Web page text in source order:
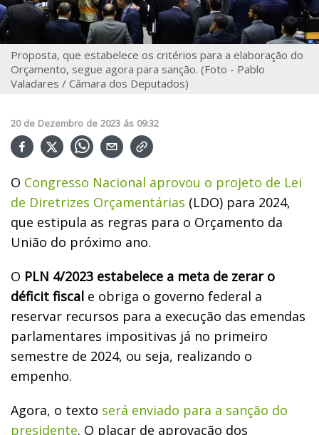
Proposta, que estabelece os critérios para a elaboração do
Orçamento, segue agora para sanção. (Foto - Pablo
Valadares / Câmara dos Deputados)
20 de Dezembro de 2023 ás 09:32
O Congresso Nacional aprovou o projeto de Lei
de Diretrizes Orçamentárias (LDO) para 2024,
que estipula as regras para o Orçamento da
União do próximo ano.
O PLN 4/2023 estabelece a meta de zerar o
déficit fiscal e obriga o governo federal a
reservar recursos para a execução das emendas
parlamentares impositivas já no primeiro
semestre de 2024, ou seja, realizando o
empenho.
Agora, o texto será enviado para a sanção do
presidente. O placar de aprovação dos